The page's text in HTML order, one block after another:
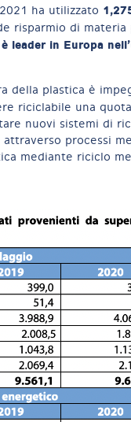
ha utilizzato
risparmio di materia
leader in Europa
della plastica è
riciclabile una
nuovi sistemi di
processi
mediante riciclo